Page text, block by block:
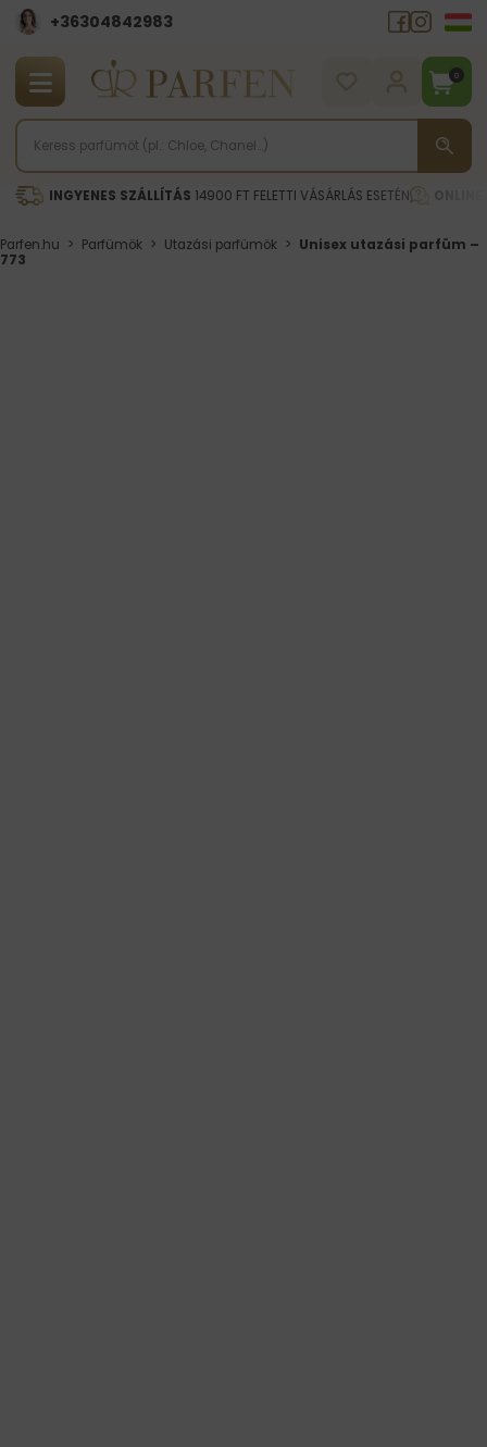
+36304842983
0
INGYENES SZÁLLÍTÁS 14900 FT FELETTI VÁSÁRLÁS ESETÉN
Parfen.hu > Parfümök > Utazási parfümök > Unisex utazási parfüm –
773